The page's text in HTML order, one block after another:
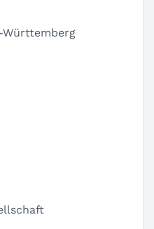
Württemberg